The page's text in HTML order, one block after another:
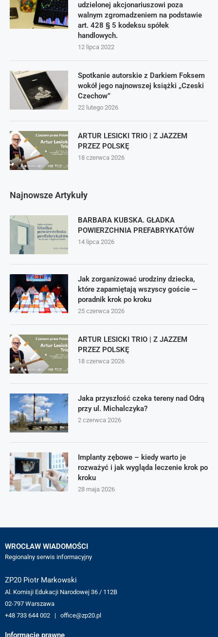
udzielonej akcjonariuszowi poza
walnym zgromadzeniem na podstawie
art. 428 § 5 kodeksu spółek
handlowych.
12 lipca 2022
Spotkanie autorskie z Darkiem Foksem
wokół jego najnowszej książki „Czeski
Czechow”
22 lutego 2026
ARTUR LESICKI TRIO | Z JAZZEM
PRZEZ POLSKĘ
18 czerwca 2026
Najnowsze Artykuły
BARBARA KUBSKA. GŁADKA
POWIERZCHNIA PREFABRYKATÓW
14 lipca 2026
Jak zorganizować urodziny dziecka,
które zapamiętają wszyscy goście —
poradnik krok po kroku
25 czerwca 2026
ARTUR LESICKI TRIO | Z JAZZEM
PRZEZ POLSKĘ
18 czerwca 2026
Jaka przyszłość czeka tereny nad Odrą
przy ul. Michalczyka?
2 czerwca 2026
Implanty zębowe – kiedy warto je
rozważyć i jak wygląda leczenie krok po
kroku
28 maja 2026
WROCŁAW WIADOMOŚCI
Regionalny serwis informacyjny
ZP20 Piotr Markowski
Al. Komisji Edukacji Narodowej 36 / 112B
02-797 Warszawa
+48 733 644 002 | office@zp20.pl
Informacje prawne